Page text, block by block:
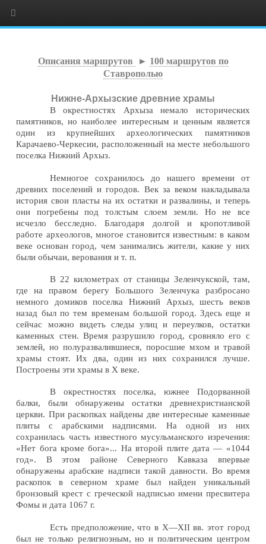
Описания маршрутов ► 100 маршрутов по
Ставрополью
Нижне-Архызские древние храмы
В окрестностях Архыза немало исторических
памятников, но наиболее интересным и ценным является
один из крупнейших археологических памятников
Карачаево-Черкесии, расположенный на месте небольшого
поселка Нижний Архыз.
Немногое сохранилось до нашего времени от
древних поселений и городов. Век за веком накладывала
история свои пласты на их остатки и развалины, и теперь
они погребены под толстым слоем земли. Но не все
исчезло бесследно. Благодаря долгой и кропотливой
работе археологов, многое становится известным: в каком
веке основан город, чем занимались жители, какие у них
были обычаи, верования и т. п.
В 22 километрах от станицы Зеленчукской, там,
где на правом берегу Большого Зеленчука разбросано
немного домиков поселка Нижний Архыз, шесть веков
назад был по тем временам большой город. Здесь еще и
сейчас можно видеть следы улиц и переулков, остатки
каменных стен. Время разрушило город, сровняло его с
землей, но полуразвалившиеся, поросшие мхом и травой
храмы стоят. Их два, один из них сохранился лучше.
Построены эти храмы в Х веке.
В окрестностях поселка, южнее Подорванной
балки, были обнаружены остатки древнехристианской
церкви. При раскопках найдены две интересные каменные
плиты с арабскими надписями. На одной из них
сохранилась часть известного мусульманского изречения:
«Нет бога кроме бога»... На второй плите дата — «1044
год». В этом районе Северного Кавказа впервые
обнаружены арабские надписи такой давности. Во время
раскопок в северном храме был найден уникальный
бронзовый крест с греческой надписью имени пресвитера
Фомы и дата 1067 г.
Есть предположение, что в Х—XII вв. этот город
был не только религиозным, но и политическим центром